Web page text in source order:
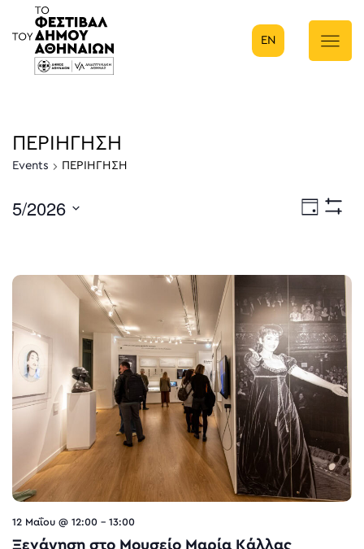
Κύρια πλοήγηση
EN
ΠΕΡΙΗΓΗΣΗ
Events ΠΕΡΙΗΓΗΣΗ
Ημέρα
5/2026
12 Μαΐου @ 12:00 - 13:00
Ξενάγηση στο Μουσείο Μαρία Κάλλας